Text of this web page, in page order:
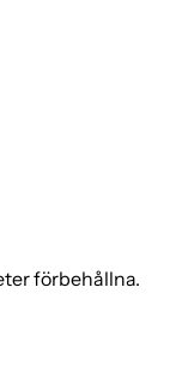
förbehållna.